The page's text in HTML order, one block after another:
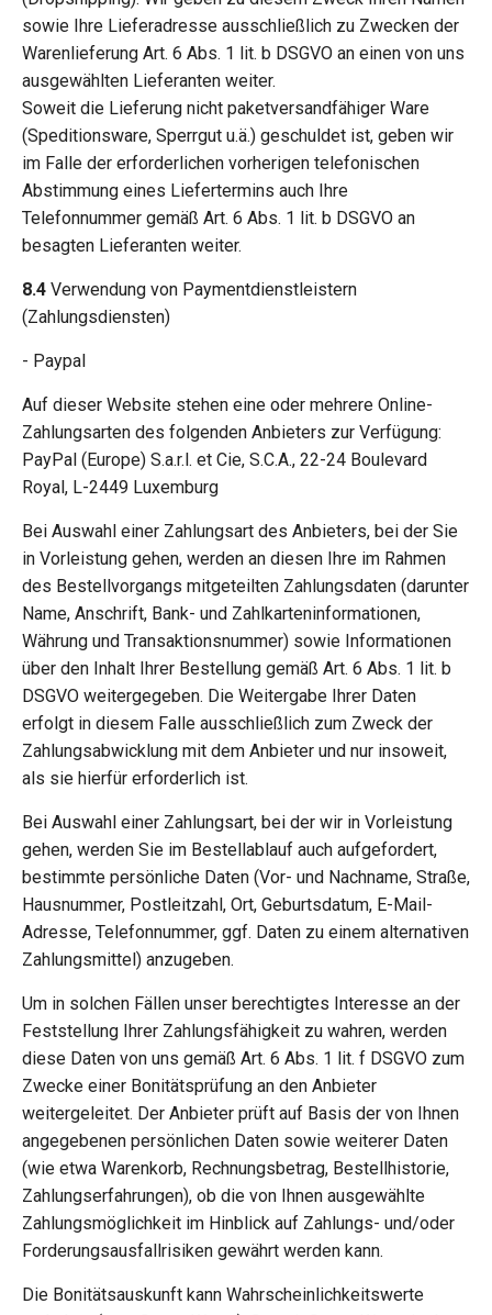
sowie Ihre Lieferadresse ausschließlich zu Zwecken der
Warenlieferung Art. 6 Abs. 1 lit. b DSGVO an einen von uns
ausgewählten Lieferanten weiter.
Soweit die Lieferung nicht paketversandfähiger Ware
(Speditionsware, Sperrgut u.ä.) geschuldet ist, geben wir
im Falle der erforderlichen vorherigen telefonischen
Abstimmung eines Liefertermins auch Ihre
Telefonnummer gemäß Art. 6 Abs. 1 lit. b DSGVO an
besagten Lieferanten weiter.
8.4 Verwendung von Paymentdienstleistern
(Zahlungsdiensten)
- Paypal
Auf dieser Website stehen eine oder mehrere Online-
Zahlungsarten des folgenden Anbieters zur Verfügung:
PayPal (Europe) S.a.r.l. et Cie, S.C.A., 22-24 Boulevard
Royal, L-2449 Luxemburg
Bei Auswahl einer Zahlungsart des Anbieters, bei der Sie
in Vorleistung gehen, werden an diesen Ihre im Rahmen
des Bestellvorgangs mitgeteilten Zahlungsdaten (darunter
Name, Anschrift, Bank- und Zahlkarteninformationen,
Währung und Transaktionsnummer) sowie Informationen
über den Inhalt Ihrer Bestellung gemäß Art. 6 Abs. 1 lit. b
DSGVO weitergegeben. Die Weitergabe Ihrer Daten
erfolgt in diesem Falle ausschließlich zum Zweck der
Zahlungsabwicklung mit dem Anbieter und nur insoweit,
als sie hierfür erforderlich ist.
Bei Auswahl einer Zahlungsart, bei der wir in Vorleistung
gehen, werden Sie im Bestellablauf auch aufgefordert,
bestimmte persönliche Daten (Vor- und Nachname, Straße,
Hausnummer, Postleitzahl, Ort, Geburtsdatum, E-Mail-
Adresse, Telefonnummer, ggf. Daten zu einem alternativen
Zahlungsmittel) anzugeben.
Um in solchen Fällen unser berechtigtes Interesse an der
Feststellung Ihrer Zahlungsfähigkeit zu wahren, werden
diese Daten von uns gemäß Art. 6 Abs. 1 lit. f DSGVO zum
Zwecke einer Bonitätsprüfung an den Anbieter
weitergeleitet. Der Anbieter prüft auf Basis der von Ihnen
angegebenen persönlichen Daten sowie weiterer Daten
(wie etwa Warenkorb, Rechnungsbetrag, Bestellhistorie,
Zahlungserfahrungen), ob die von Ihnen ausgewählte
Zahlungsmöglichkeit im Hinblick auf Zahlungs- und/oder
Forderungsausfallrisiken gewährt werden kann.
Die Bonitätsauskunft kann Wahrscheinlichkeitswerte